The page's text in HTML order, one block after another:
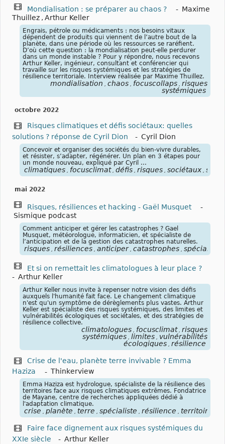
Mondialisation : se préparer au chaos ? - Maxime
Thuillez , Arthur Keller
Engrais, pétrole ou médicaments : nos besoins vitaux
dépendent de produits qui viennent de l’autre bout de la
planète, dans une période où les ressources se raréfient.
D’où cette question : la mondialisation peut-elle perdurer
dans un monde instable ? Pour y répondre, nous recevons
Arthur Keller, ingénieur, consultant et conférencier qui
travaille sur les risques systémiques et les stratégies de
résilience territoriale. Interview réalisée par Maxime Thuillez.
mondialisation chaos focuscollaps risques
systémiques
octobre 2022
Risques climatiques et défis sociétaux: quelles
solutions ? réponse de Cyril Dion
- Cyril Dion
Concevoir et organiser des sociétés du bien-vivre durables,
et résister, s’adapter, régénérer. Un plan en 3 étapes pour
un monde nouveau, expliqué par Cyril ...
climatiques focusclimat défis risques sociétaux
mai 2022
Risques, résiliences et hacking - Gaël Musquet
-
Sismique podcast
Comment anticiper et gérer les catastrophes ? Gael
Musquet, météorologue, informaticien, et spécialiste de
l’anticipation et de la gestion des catastrophes naturelles.
risques résiliences anticiper catastrophes spécialiste
Et si on remettait les climatologues à leur place ?
- Arthur Keller
Arthur Keller nous invite à repenser notre vision des défis
auxquels l'humanité fait face. Le changement climatique
n'est qu'un symptôme de dérèglements plus vastes. Arthur
Keller est spécialiste des risques systémiques, des limites et
vulnérabilités écologiques et sociétales, et des stratégies de
résilience collective.
climatologues focusclimat risques
systémiques limites
vulnérabilités
écologiques résilience
Crise de l'eau, planète terre invivable ? Emma
Haziza
- Thinkerview
Emma Haziza est hydrologue, spécialiste de la résilience des
territoires face aux risques climatiques extrêmes. Fondatrice
de Mayane, centre de recherches appliquées dédié à
l'adaptation climatique.
crise , planète , terre , spécialiste , résilience , territoires
Faire face dignement aux risques systémiques du
XXIe siècle
- Arthur Keller